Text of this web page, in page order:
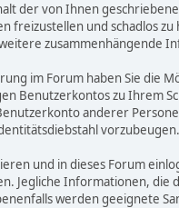
der von Ihnen
freizustellen und schadlos
zusammenhängende
im Forum haben Sie die
Benutzerkontos zu Ihrem
anderer
vorzubeugen.
und in dieses Forum
Jegliche Informationen, die
werden geeignete